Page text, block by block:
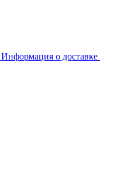
Информация о доставке